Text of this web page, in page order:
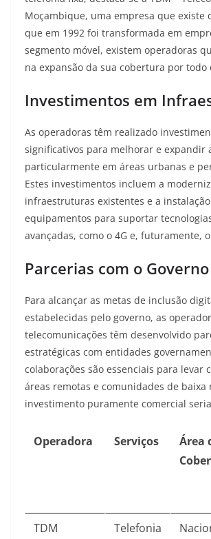
Moçambique, uma empresa que existe
que em 1992 foi transformada em
segmento móvel, existem operadoras
na expansão da sua cobertura por todo
Investimentos em
As operadoras têm realizado
significativos para melhorar e expandir
particularmente em áreas urbanas e
Estes investimentos incluem a
infraestruturas existentes e a
equipamentos para suportar
avançadas, como o 4G e, futuramente, o
Parcerias com o Governo
Para alcançar as metas de inclusão
estabelecidas pelo governo, as
telecomunicações têm desenvolvido
estratégicas com entidades
colaborações são essenciais para levar
áreas remotas e comunidades de baixa
investimento puramente comercial
Operadora Serviços
Área
TDM
Telefonia